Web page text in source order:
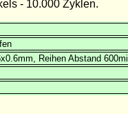
- 10.000 Zyklen.
Reihen Abstand 600mil